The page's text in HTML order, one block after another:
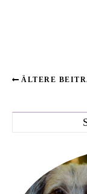
ÄLTERE